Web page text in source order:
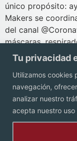
Tu privacidad
Utilizamos cookies
navegación,
analizar nuestro
acepta nuestro uso
único propósito:
Makers se
del canal
máscaras,
y ponerlas a […]